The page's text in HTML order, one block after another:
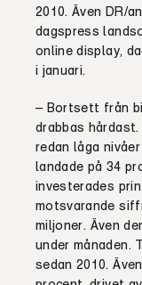
2010. Även DR/
dagspress
online display,
i januari.
– Bortsett från
drabbas
redan låga
landade på 34
investerades
motsvarande
miljoner. Även
under månaden.
sedan 2010.